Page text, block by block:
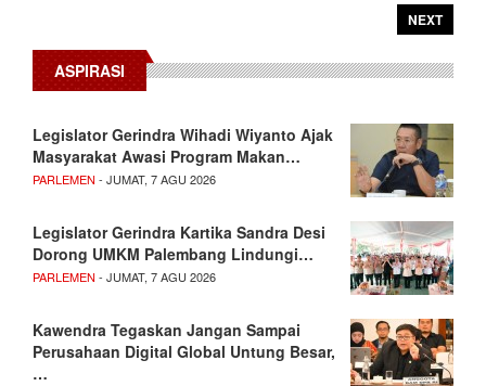
NEXT
ASPIRASI
Legislator Gerindra Wihadi Wiyanto Ajak
Masyarakat Awasi Program Makan…
PARLEMEN - JUMAT, 7 AGU 2026
Legislator Gerindra Kartika Sandra Desi
Dorong UMKM Palembang Lindungi…
PARLEMEN - JUMAT, 7 AGU 2026
Kawendra Tegaskan Jangan Sampai
Perusahaan Digital Global Untung Besar,
…